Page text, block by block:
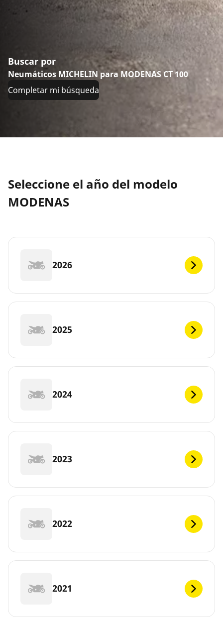
Buscar por
Neumáticos MICHELIN para MODENAS CT 100
Completar mi búsqueda
Seleccione el año del modelo
MODENAS
2026
2025
2024
2023
2022
2021